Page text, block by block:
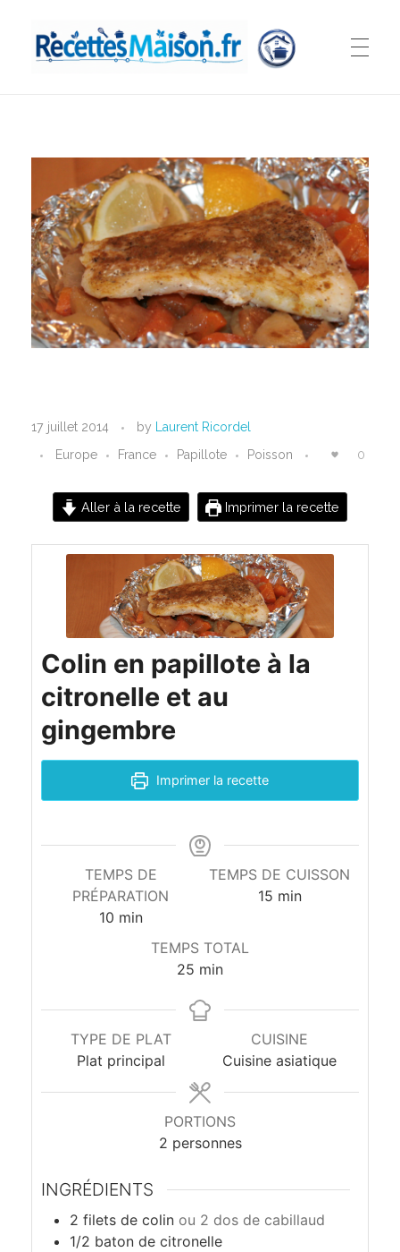
C
o
p
a
p
à
a
17 juillet 2014 by Laurent Ricordel
Europe
France Papillote Poisson 0
Aller à la recette Imprimer la recette
Colin en papillote à la
citronelle et au
gingembre
Imprimer la recette
TEMPS DE
PRÉPARATION
10 min
TEMPS DE CUISSON
15 min
TEMPS TOTAL
25 min
TYPE DE PLAT
Plat principal
CUISINE
Cuisine asiatique
PORTIONS
2 personnes
INGRÉDIENTS
2 filets de colin ou 2 dos de cabillaud
1/2 baton de citronelle